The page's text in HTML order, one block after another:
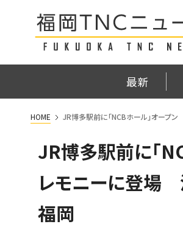
最新
HOME JR博多駅前に「NCBホール」オー
JR博多駅前に「
レモニーに登場
福岡